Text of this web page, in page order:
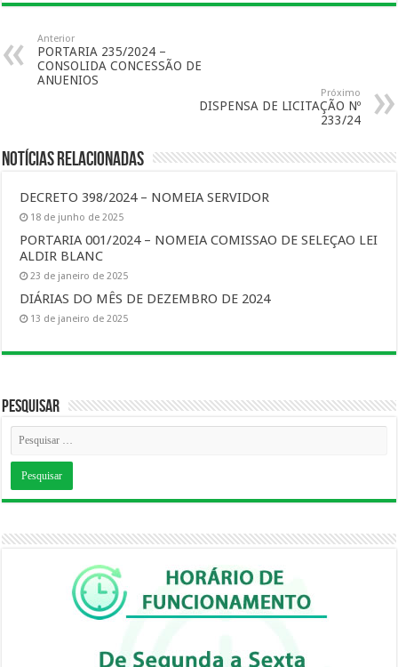
Anterior
PORTARIA 235/2024 –
CONSOLIDA CONCESSÃO DE
ANUENIOS
Próximo
DISPENSA DE LICITAÇÃO Nº
233/24
Notícias Relacionadas
DECRETO 398/2024 – NOMEIA SERVIDOR
18 de junho de 2025
PORTARIA 001/2024 – NOMEIA COMISSAO DE SELEÇAO LEI
ALDIR BLANC
23 de janeiro de 2025
DIÁRIAS DO MÊS DE DEZEMBRO DE 2024
13 de janeiro de 2025
Pesquisar